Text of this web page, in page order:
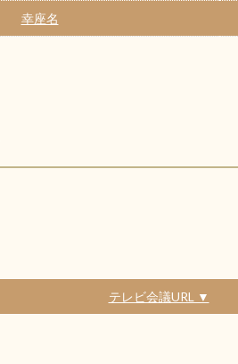
幸座名
テレビ会議URL ▼